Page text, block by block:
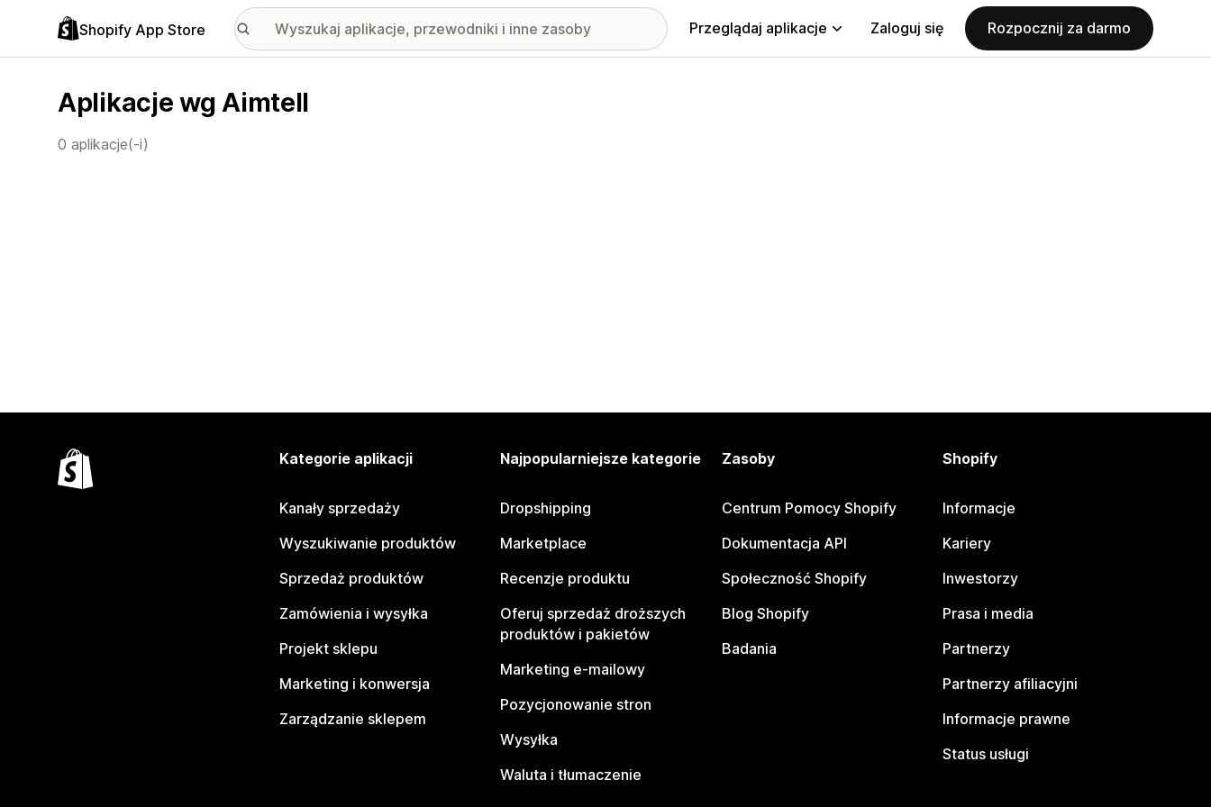
Shopify App Store Przeglądaj aplikacje Zaloguj się Rozpocznij za darmo
Aplikacje wg Aimtell
0 aplikacje(-i)
Kategorie aplikacji
Kanały sprzedaży
Wyszukiwanie produktów
Sprzedaż produktów
Zamówienia i wysyłka
Projekt sklepu
Marketing i konwersja
Zarządzanie sklepem
Najpopularniejsze kategorie
Dropshipping
Marketplace
Recenzje produktu
Oferuj sprzedaż droższych
produktów i pakietów
Marketing e-mailowy
Pozycjonowanie stron
Wysyłka
Waluta i tłumaczenie
Zasoby
Centrum Pomocy Shopify
Dokumentacja API
Społeczność Shopify
Blog Shopify
Badania
Shopify
Informacje
Kariery
Inwestorzy
Prasa i media
Partnerzy
Partnerzy afiliacyjni
Informacje prawne
Status usługi